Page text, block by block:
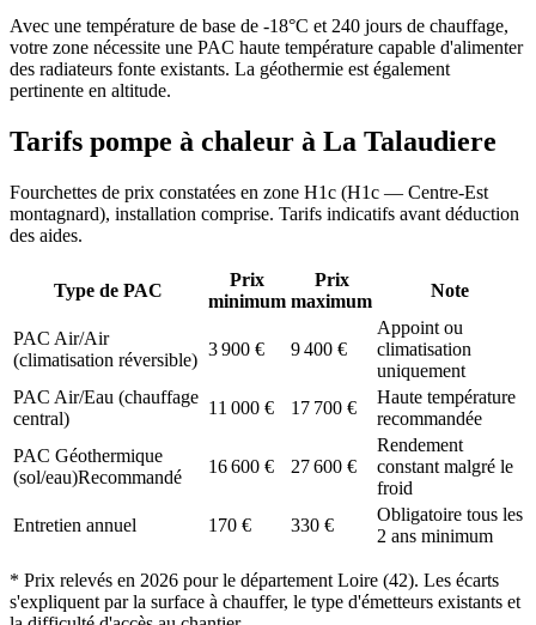
Avec une température de base de -18°C et 240 jours de chauffage,
votre zone nécessite une PAC haute température capable d'alimenter
des radiateurs fonte existants. La géothermie est également
pertinente en altitude.
Tarifs pompe à chaleur à La Talaudiere
Fourchettes de prix constatées en zone H1c (H1c — Centre-Est
montagnard), installation comprise. Tarifs indicatifs avant déduction
des aides.
Type de PAC
Prix
minimum
Prix
maximum
Note
PAC Air/Air
(climatisation réversible)
3 900 € 9 400 €
Appoint ou
climatisation
uniquement
PAC Air/Eau (chauffage
central)
11 000 € 17 700 €
Haute température
recommandée
PAC Géothermique
(sol/eau)Recommandé
16 600 € 27 600 €
Rendement
constant malgré le
froid
Entretien annuel
170 € 330 €
Obligatoire tous les
2 ans minimum
* Prix relevés en 2026 pour le département Loire (42). Les écarts
s'expliquent par la surface à chauffer, le type d'émetteurs existants et